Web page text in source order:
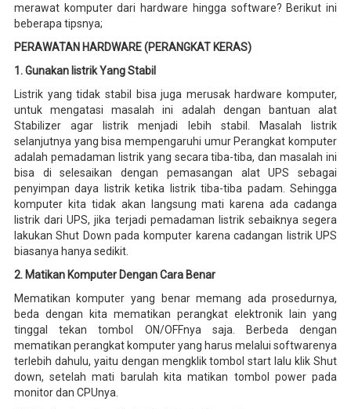
merawat komputer dari hardware hingga software? Berikut ini
beberapa tipsnya;
PERAWATAN HARDWARE (PERANGKAT KERAS)
1. Gunakan listrik Yang Stabil
Listrik yang tidak stabil bisa juga merusak hardware komputer,
untuk mengatasi masalah ini adalah dengan bantuan alat
Stabilizer agar listrik menjadi lebih stabil. Masalah listrik
selanjutnya yang bisa mempengaruhi umur Perangkat komputer
adalah pemadaman listrik yang secara tiba-tiba, dan masalah ini
bisa di selesaikan dengan pemasangan alat UPS sebagai
penyimpan daya listrik ketika listrik tiba-tiba padam. Sehingga
komputer kita tidak akan langsung mati karena ada cadanga
listrik dari UPS, jika terjadi pemadaman listrik sebaiknya segera
lakukan Shut Down pada komputer karena cadangan listrik UPS
biasanya hanya sedikit.
2. Matikan Komputer Dengan Cara Benar
Mematikan komputer yang benar memang ada prosedurnya,
beda dengan kita mematikan perangkat elektronik lain yang
tinggal tekan tombol ON/OFFnya saja. Berbeda dengan
mematikan perangkat komputer yang harus melalui softwarenya
terlebih dahulu, yaitu dengan mengklik tombol start lalu klik Shut
down, setelah mati barulah kita matikan tombol power pada
monitor dan CPUnya.